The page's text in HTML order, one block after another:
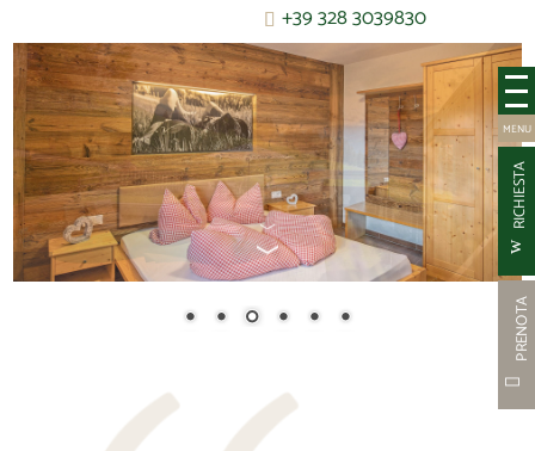
RICHIESTA
PRENOTA
+39 328 3039830